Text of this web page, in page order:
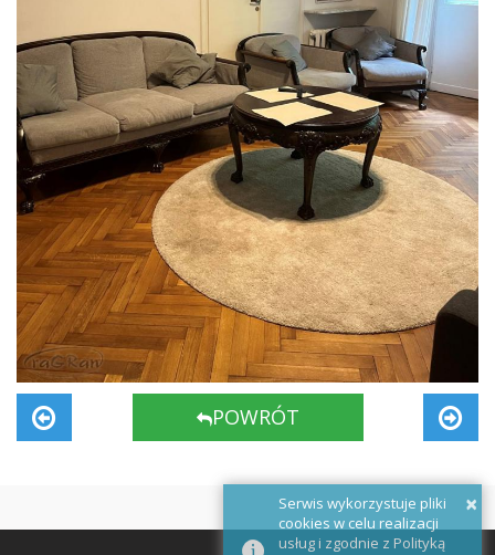
POWRÓT
×
Serwis wykorzystuje pliki
cookies w celu realizacji
usług i zgodnie z Polityką